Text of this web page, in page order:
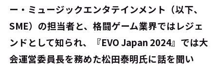
ー・ミュージックエンタテインメント（以下、
SME）の担当者と、格闘ゲーム業界ではレジェ
ンドとして知られ、『EVO Japan 2024』では大
会運営委員長を務めた松田泰明氏に話を聞い